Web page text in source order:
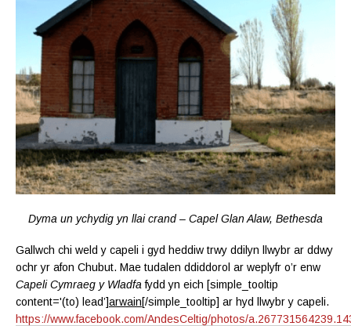
Dyma un ychydig yn llai crand – Capel Glan Alaw, Bethesda
Gallwch chi weld y capeli i gyd heddiw trwy ddilyn llwybr ar ddwy
ochr yr afon Chubut. Mae tudalen ddiddorol ar weplyfr o’r enw
Capeli Cymraeg y Wladfa fydd yn eich [simple_tooltip
content='(to) lead’]arwain[/simple_tooltip] ar hyd llwybr y capeli.
https://www.facebook.com/AndesCeltig/photos/